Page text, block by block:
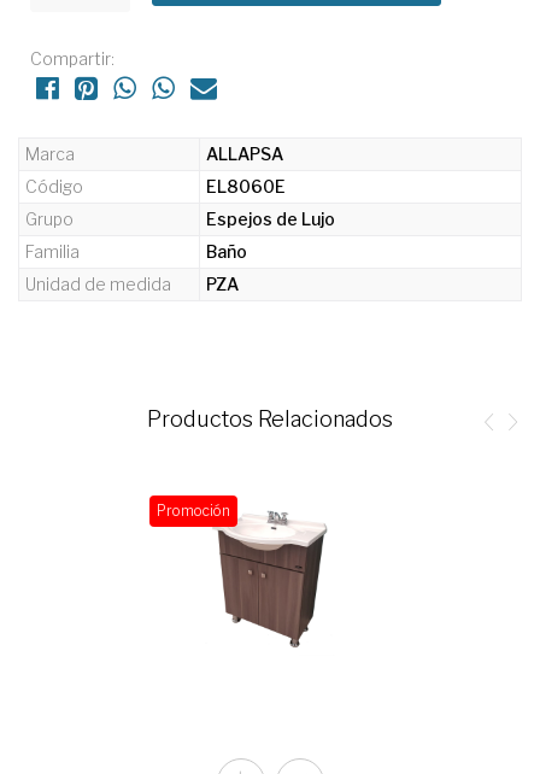
Compartir:
Marca
ALLAPSA
Código
EL8060E
Grupo
Espejos de Lujo
Familia
Baño
Unidad de medida
PZA
Productos Relacionados
Promoción